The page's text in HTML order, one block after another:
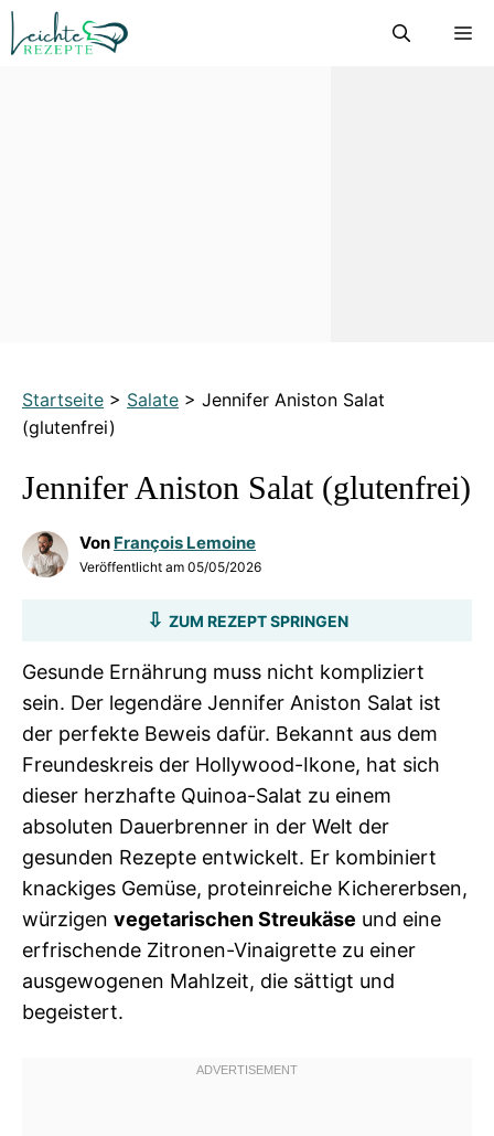
Zum
Inhalt
Startseite > Salate > Jennifer Aniston Salat
(glutenfrei)
Jennifer Aniston Salat (glutenfrei)
Von François Lemoine
Veröffentlicht am 05/05/2026
ZUM REZEPT SPRINGEN
Gesunde Ernährung muss nicht kompliziert
sein. Der legendäre Jennifer Aniston Salat ist
der perfekte Beweis dafür. Bekannt aus dem
Freundeskreis der Hollywood-Ikone, hat sich
dieser herzhafte Quinoa-Salat zu einem
absoluten Dauerbrenner in der Welt der
gesunden Rezepte entwickelt. Er kombiniert
knackiges Gemüse, proteinreiche Kichererbsen,
würzigen vegetarischen Streukäse und eine
erfrischende Zitronen-Vinaigrette zu einer
ausgewogenen Mahlzeit, die sättigt und
begeistert.